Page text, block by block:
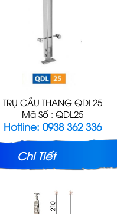
TRỤ CẦU THANG QDL25
Mã Số : QDL25
Hotline: 0938 362 336
Chi Tiết